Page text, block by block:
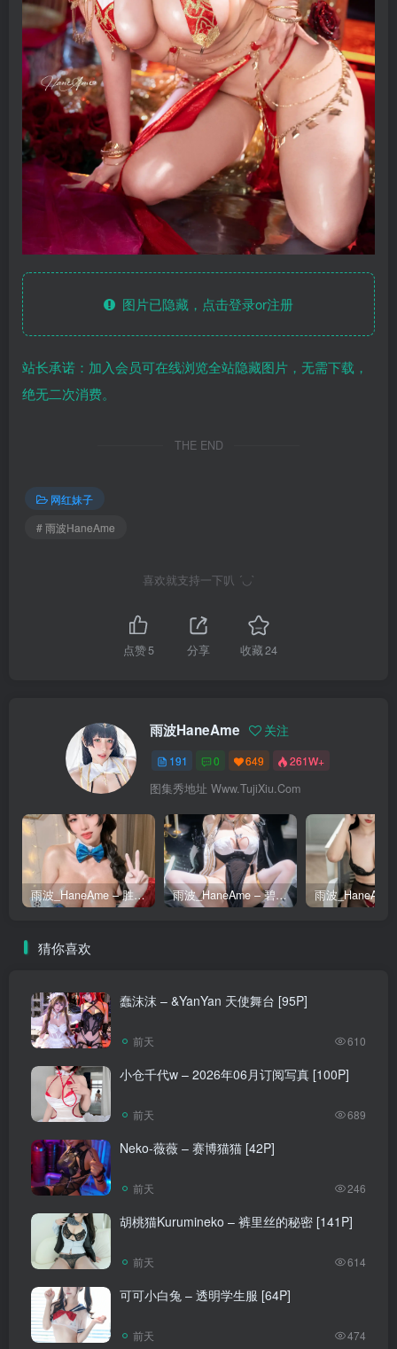
图片已隐藏，点击登录or注册
站长承诺：加入会员可在线浏览全站隐藏图片，无需下载，
绝无二次消费。
THE END
网红妹子
# 雨波HaneAme
喜欢就支持一下叭 ´◡`
点赞5 分享 收藏24
雨波HaneAme 关注
191 0 649 261W+
图集秀地址 Www.TujiXiu.Com
雨波_HaneAme – 胜利女神 – 梅裡兔女郎 [36P] 雨波_HaneAme – 碧蓝航线 – 怨仇 [35P]
猜你喜欢
蠢沫沫 – &YanYan 天使舞台 [95P]
前天 610
小仓千代w – 2026年06月订阅写真 [100P]
前天 689
Neko-薇薇 – 赛博猫猫 [42P]
前天 246
胡桃猫Kurumineko – 裤里丝的秘密 [141P]
前天 614
可可小白兔 – 透明学生服 [64P]
前天 474